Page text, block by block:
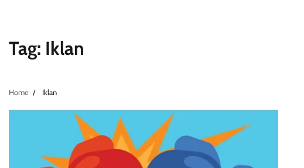
Tag: Iklan
Home Iklan